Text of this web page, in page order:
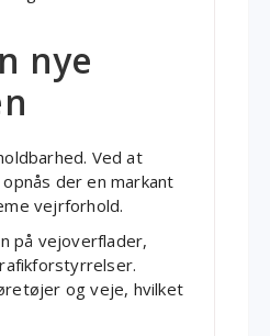
nye
Ved at
der en markant
vejrforhold.
på vejoverflader,
og veje, hvilket